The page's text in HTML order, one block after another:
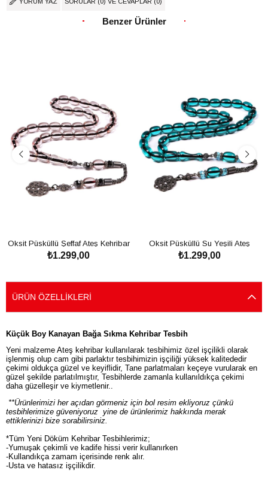
Benzer Ürünler
Oksit Püsküllü Şeffaf Ateş Kehribar
Tesbih
₺1.299,00
Oksit Püsküllü Su Yeşili Ateş
Kehribar Tesbih
₺1.299,00
ÜRÜN ÖZELLIKLERI
Küçük Boy Kanayan Bağa Sıkma Kehribar Tesbih
Yeni malzeme Ateş kehribar kullanılarak tesbihimiz özel işçilikli olarak
işlenmiş olup cam gibi parlaktır tesbihimizin işçiliği yüksek kalitededir
çekimi oldukça güzel ve keyiflidir, Tane parlatmaları keçeye vurularak en
güzel şekilde parlatılmıştır, Tesbihlerde zamanla kullanıldıkça çekimi
daha güzelleşir ve kiymetlenir..
**Ürünlerimizi her açıdan görmeniz için bol resim ekliyoruz çünkü
tesbihlerimize güveniyoruz yine de ürünlerimiz hakkında merak
ettiklerinizi bize sorabilirsiniz.
*Tüm Yeni Döküm Kehribar Tesbihlerimiz;
-Yumuşak çekimli ve kadife hissi verir kullanırken
-Kullandıkça zamam içerisinde renk alır.
-Usta ve hatasız işçilikdir.